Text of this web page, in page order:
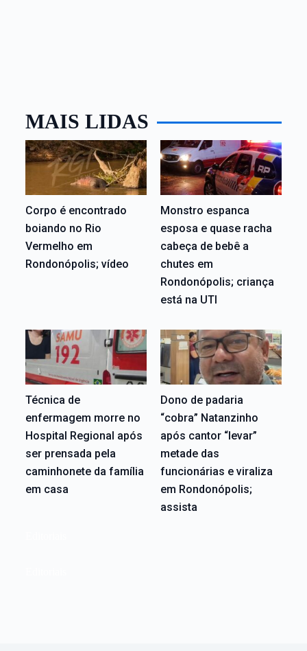
MAIS LIDAS
Corpo é encontrado
boiando no Rio
Vermelho em
Rondonópolis; vídeo
Monstro espanca
esposa e quase racha
cabeça de bebê a
chutes em
Rondonópolis; criança
está na UTI
Técnica de
enfermagem morre no
Hospital Regional após
ser prensada pela
caminhonete da família
em casa
Dono de padaria
“cobra” Natanzinho
após cantor “levar”
metade das
funcionárias e viraliza
em Rondonópolis;
assista